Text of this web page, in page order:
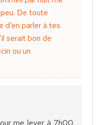
De toute
d’en parler à tes
serait bon de
ou un